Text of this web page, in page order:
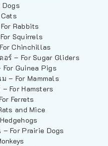
Rabbits
Squirrels
Chinchillas
อร์ – For Sugar Gliders
Guinea Pigs
– For Mammals
For Hamsters
Ferrets
and Mice
For Prairie Dogs